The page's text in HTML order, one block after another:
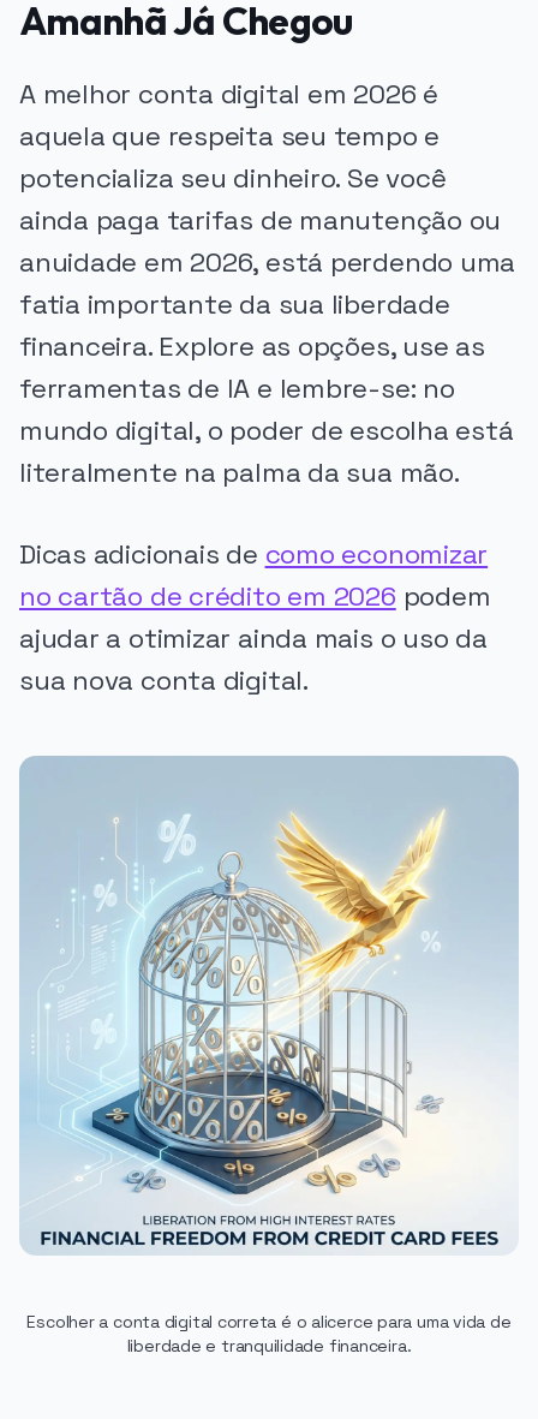
Amanhã Já Chegou
A melhor conta digital em 2026 é
aquela que respeita seu tempo e
potencializa seu dinheiro. Se você
ainda paga tarifas de manutenção ou
anuidade em 2026, está perdendo uma
fatia importante da sua liberdade
financeira. Explore as opções, use as
ferramentas de IA e lembre-se: no
mundo digital, o poder de escolha está
literalmente na palma da sua mão.
Dicas adicionais de como economizar
no cartão de crédito em 2026 podem
ajudar a otimizar ainda mais o uso da
sua nova conta digital.
Escolher a conta digital correta é o alicerce para uma vida de
liberdade e tranquilidade financeira.